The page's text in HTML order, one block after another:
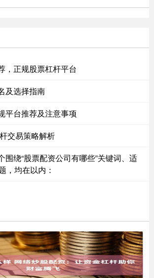
，正规股票杠杆平台
及选择指南
平台推荐及注意事项
交易策略解析
围绕“股票配资公司有哪些”关键词、适
，均在以内：